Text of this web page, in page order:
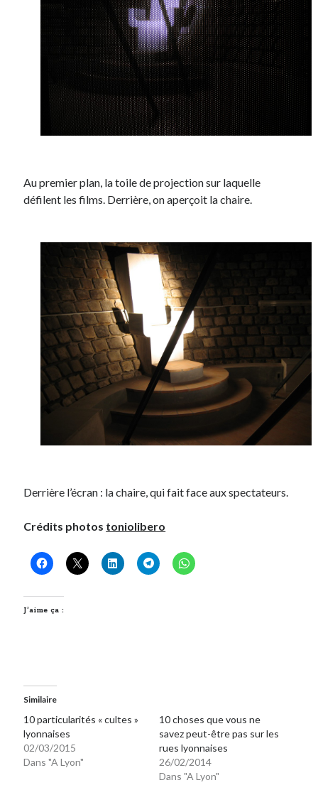
Au premier plan, la toile de projection sur laquelle
défilent les films. Derrière, on aperçoit la chaire.
Derrière l’écran : la chaire, qui fait face aux spectateurs.
Crédits photos toniolibero
J’aime ça :
Similaire
10 particularités « cultes »
lyonnaises
02/03/2015
Dans "A Lyon"
10 choses que vous ne
savez peut-être pas sur les
rues lyonnaises
26/02/2014
Dans "A Lyon"